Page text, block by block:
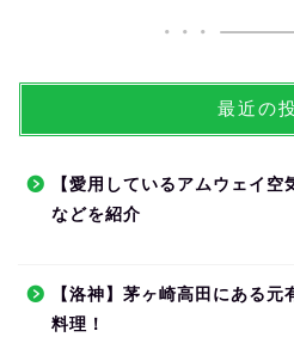
最近の
【愛用しているアムウェイ
などを紹介
【洛神】茅ヶ崎高田にある
料理！